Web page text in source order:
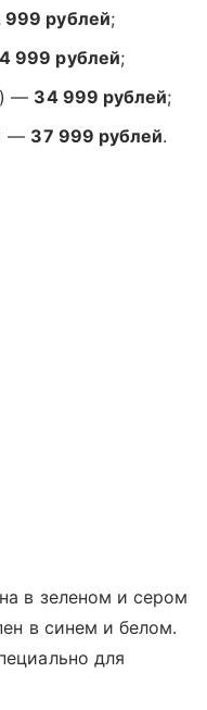
999 рублей;
999 рублей;
— 34 999 рублей;
— 37 999 рублей.
в зеленом и сером
в синем и белом.
для